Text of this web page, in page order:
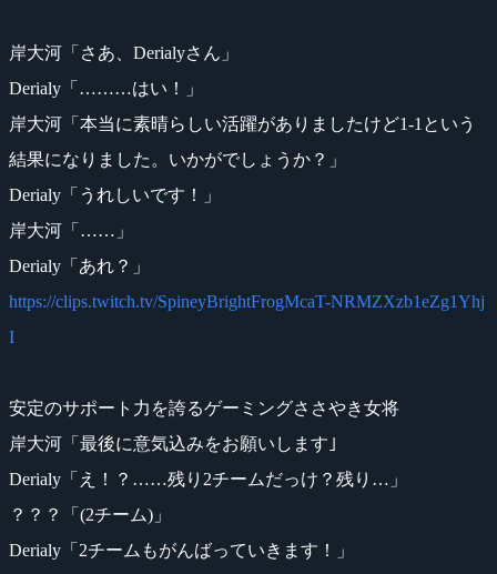
岸大河「さあ、Derialyさん」
Derialy「………はい！」
岸大河「本当に素晴らしい活躍がありましたけど1-1という
結果になりました。いかがでしょうか？」
Derialy「うれしいです！」
岸大河「……」
Derialy「あれ？」
https://clips.twitch.tv/SpineyBrightFrogMcaT-NRMZXzb1eZg1Yhj
I
安定のサポート力を誇るゲーミングささやき女将
岸大河「最後に意気込みをお願いします｣
Derialy「え！？……残り2チームだっけ？残り…」
？？？「(2チーム)」
Derialy「2チームもがんばっていきます！」